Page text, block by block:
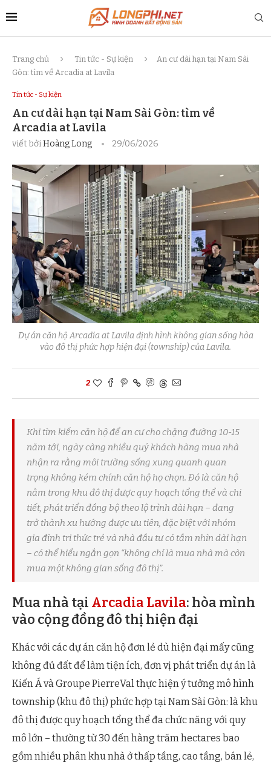
Trang chủ Tin tức - Sự kiện
An cư dài hạn tại Nam Sài
Gòn: tìm về Arcadia at Lavila
Tin tức - Sự kiện
An cư dài hạn tại Nam Sài Gòn: tìm về
Arcadia at Lavila
viết bởiHoàng Long 29/06/2026
Dự án căn hộ Arcadia at Lavila định hình không gian sống hòa
vào đô thị phức hợp hiện đại (township) của Lavila.
2
Khi tìm kiếm căn hộ để an cư cho chặng đường 10-15
năm tới, ngày càng nhiều quý khách hàng mua nhà
nhận ra rằng môi trường sống xung quanh quan
trọng không kém chính căn hộ họ chọn. Đó là căn hộ
nằm trong khu đô thị được quy hoạch tổng thể và chi
tiết, phát triển đồng bộ theo lộ trình dài hạn – đang
trở thành xu hướng được ưu tiên, đặc biệt với nhóm
gia đình tri thức trẻ và nhà đầu tư có tầm nhìn dài hạn
– có thể hiểu ngắn gọn “không chỉ là mua nhà mà còn
mua một không gian sống đô thị”.
Mua nhà tại Arcadia Lavila: hòa mình
vào cộng đồng đô thị hiện đại
Khác với các dự án căn hộ đơn lẻ dù hiện đại mấy cũng
không đủ đất để làm tiện ích, đơn vị phát triển dự án là
Kiến Á và Groupe PierreVal thực hiện ý tưởng mô hình
township (khu đô thị) phức hợp tại Nam Sài Gòn: là khu
đô thị được quy hoạch tổng thể đa chức năng với quy
mô lớn – thường từ 30 đến hàng trăm hectares bao
gồm nhiều phân khu nhà ở thấp tầng, cao tầng, bán lẻ,